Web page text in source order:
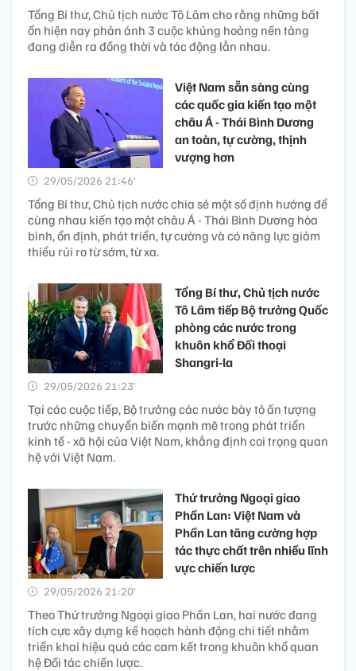
Tổng Bí thư, Chủ tịch nước Tô Lâm cho rằng những bất
ổn hiện nay phản ánh 3 cuộc khủng hoảng nền tảng
đang diễn ra đồng thời và tác động lẫn nhau.
Việt Nam sẵn sàng cùng
các quốc gia kiến tạo một
châu Á - Thái Bình Dương
an toàn, tự cường, thịnh
vượng hơn
29/05/2026 21:46’
Tổng Bí thư, Chủ tịch nước chia sẻ một số định hướng để
cùng nhau kiến tạo một châu Á - Thái Bình Dương hòa
bình, ổn định, phát triển, tự cường và có năng lực giảm
thiểu rủi ro từ sớm, từ xa.
Tổng Bí thư, Chủ tịch nước
Tô Lâm tiếp Bộ trưởng Quốc
phòng các nước trong
khuôn khổ Đối thoại
Shangri-la
29/05/2026 21:23’
Tại các cuộc tiếp, Bộ trưởng các nước bày tỏ ấn tượng
trước những chuyển biến mạnh mẽ trong phát triển
kinh tế - xã hội của Việt Nam, khẳng định coi trọng quan
hệ với Việt Nam.
Thứ trưởng Ngoại giao
Phần Lan: Việt Nam và
Phần Lan tăng cường hợp
tác thực chất trên nhiều lĩnh
vực chiến lược
29/05/2026 21:20’
Theo Thứ trưởng Ngoại giao Phần Lan, hai nước đang
tích cực xây dựng kế hoạch hành động chi tiết nhằm
triển khai hiệu quả các cam kết trong khuôn khổ quan
hệ Đối tác chiến lược.